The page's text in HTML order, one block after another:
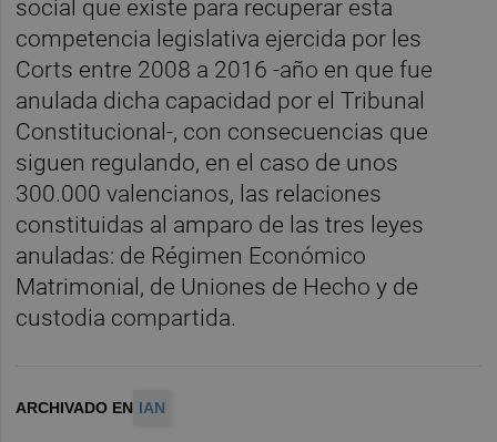
social que existe para recuperar esta
competencia legislativa ejercida por les
Corts entre 2008 a 2016 -año en que fue
anulada dicha capacidad por el Tribunal
Constitucional-, con consecuencias que
siguen regulando, en el caso de unos
300.000 valencianos, las relaciones
constituidas al amparo de las tres leyes
anuladas: de Régimen Económico
Matrimonial, de Uniones de Hecho y de
custodia compartida.
ARCHIVADO EN IAN